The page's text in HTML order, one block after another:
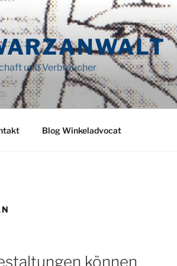
und Verbraucher
Blog Winkeladvocat
können